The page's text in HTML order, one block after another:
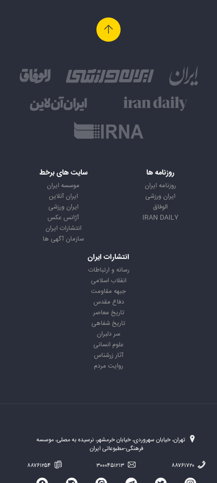
روزنامه ها
روزنامه ایران
ایران ورزشی
الوفاق
IRAN DAILY
سایت های برخط
موسسه ایران
ایران آنلاین
ایران ورزشی
آژانس عکس
انتشارات ایران
سازمان آگهی ها
انتشارات ایران
رسانه و ارتباطات
انقلاب اسلامی
جبهه مقاومت
دفاع مقدس
تاریخ معاصر
تاریخ شفاهی
سر دلبران
علوم انسانی
آثار زرشناس
روایت مردم
تهران، خیابان سهروردی، خیابان خرمشهر، نرسیده به مصلی، موسسه
فرهنگی-مطبوعاتی ایران